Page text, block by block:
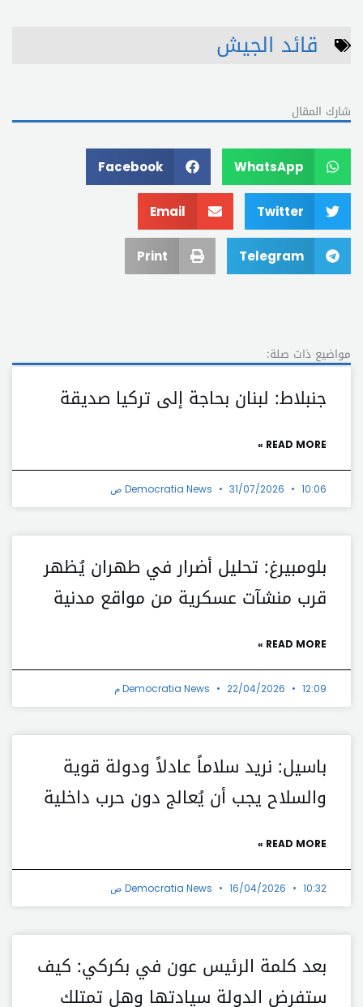
قائد الجيش
شارك المقال
WhatsApp
Facebook
Twitter
Email
Telegram
Print
مواضيع ذات صلة:
جنبلاط: لبنان بحاجة إلى تركيا صديقة
READ MORE »
Democratia News 31/07/2026 10:06 ص
بلومبيرغ: تحليل أضرار في طهران يُظهر
قرب منشآت عسكرية من مواقع مدنية
READ MORE »
Democratia News 22/04/2026 12:09 م
باسيل: نريد سلاماً عادلاً ودولة قوية
والسلاح يجب أن يُعالج دون حرب داخلية
READ MORE »
Democratia News 16/04/2026 10:32 ص
بعد كلمة الرئيس عون في بكركي: كيف
ستفرض الدولة سيادتها وهل تمتلك